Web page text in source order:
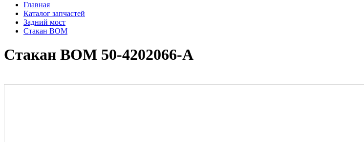
Главная
Каталог запчастей
Задний мост
Стакан ВОМ
Стакан ВОМ 50-4202066-А